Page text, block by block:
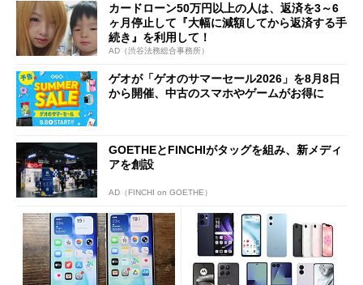
カードローン50万円以上の人は、返済を3～6
ヶ月停止して『大幅に減額してから返済する手
続き』を利用して！
AD（渋谷法務総合事務所）
ゲオが「ゲオのサマーセール2026」を8月8日
から開催、中古のスマホやゲームがお得に
GOETHEとFINCHIがタッグを組み、新メディ
アを創設
AD（FINCHI on GOETHE）